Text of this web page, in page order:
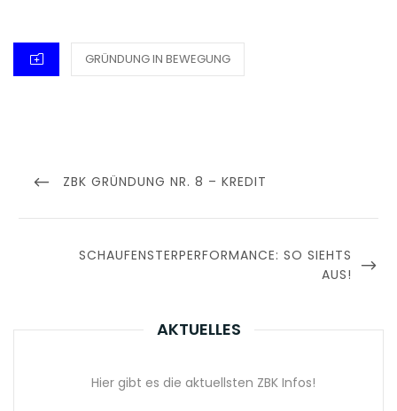
CATEGORIES
GRÜNDUNG IN BEWEGUNG
PREVIOUS
ZBK GRÜNDUNG NR. 8 – KREDIT
NEXT
SCHAUFENSTERPERFORMANCE: SO SIEHTS
AUS!
AKTUELLES
Hier gibt es die aktuellsten ZBK Infos!